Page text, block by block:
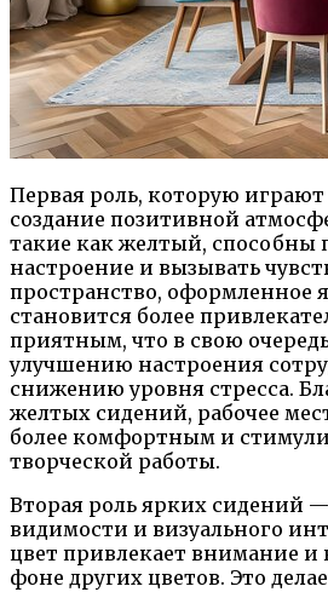
Первая роль, которую
создание позитивной
такие как желтый, способны
настроение и вызывать
пространство, оформленное
становится более
приятным, что в свою
улучшению настроения
снижению уровня стресса.
желтых сидений, рабочее
более комфортным и
творческой работы.
Вторая роль ярких сидений
видимости и визуального
цвет привлекает внимание и
фоне других цветов. Это